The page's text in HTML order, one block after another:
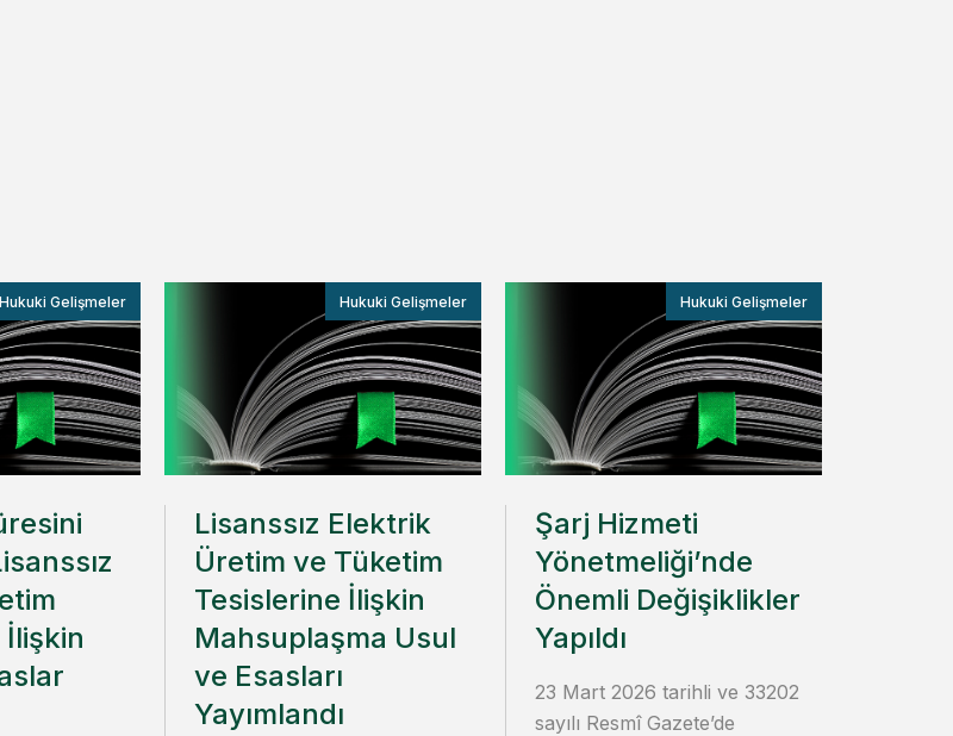
Hukuki Gelişmeler Hukuki Gelişmeler
Lisanssız Elektrik
Üretim ve Tüketim
Tesislerine İlişkin
Mahsuplaşma Usul
ve Esasları
Yayımlandı
Hukuki Gelişmeler
Şarj Hizmeti
Yönetmeliği’nde
Önemli Değişiklikler
Yapıldı
23 Mart 2026 tarihli ve 33202
sayılı Resmî Gazete’de